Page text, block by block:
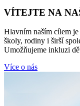
VÍTEJTE NA
Hlavním naším cílem
školy, rodiny i širší
Umožňujeme inkluzi
Více o nás